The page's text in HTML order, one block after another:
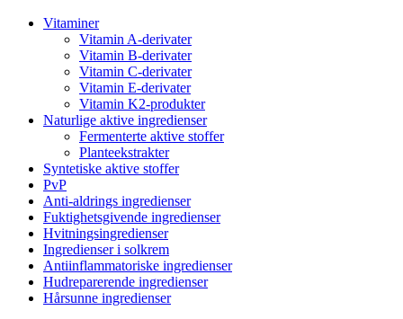
Vitaminer
Vitamin A-derivater
Vitamin B-derivater
Vitamin C-derivater
Vitamin E-derivater
Vitamin K2-produkter
Naturlige aktive ingredienser
Fermenterte aktive stoffer
Planteekstrakter
Syntetiske aktive stoffer
PvP
Anti-aldrings ingredienser
Fuktighetsgivende ingredienser
Hvitningsingredienser
Ingredienser i solkrem
Antiinflammatoriske ingredienser
Hudreparerende ingredienser
Hårsunne ingredienser